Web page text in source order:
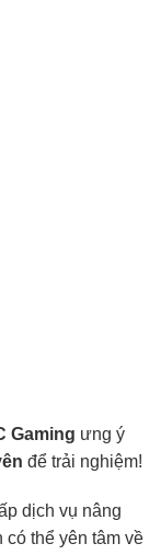
Gaming ưng ý
để trải nghiệm!
dịch vụ nâng
thể yên tâm về